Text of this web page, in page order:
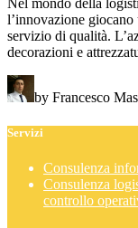
l’innovazione
servizio di qualità.
decorazioni e
by Francesco
Servizi
Consulenza
Consulenza
controllo